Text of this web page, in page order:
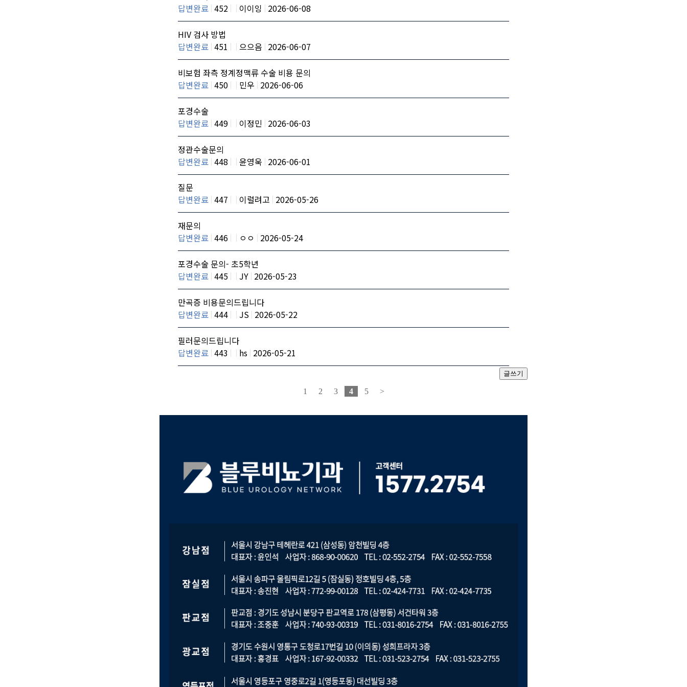
답변완료 452 이이잉 2026-06-08
HIV 검사 방법
답변완료 451 으으음 2026-06-07
비보험 좌측 정계정맥류 수술 비용 문의
답변완료 450 민우 2026-06-06
포경수술
답변완료 449 이정민 2026-06-03
정관수술문의
답변완료 448 윤영욱 2026-06-01
질문
답변완료 447 이럴려고 2026-05-26
재문의
답변완료 446 ㅇㅇ 2026-05-24
포경수술 문의- 초5학년
답변완료 445 JY 2026-05-23
만곡증 비용문의드립니다
답변완료 444 JS 2026-05-22
필러문의드립니다
답변완료 443 hs 2026-05-21
1 2 3 4 5 >